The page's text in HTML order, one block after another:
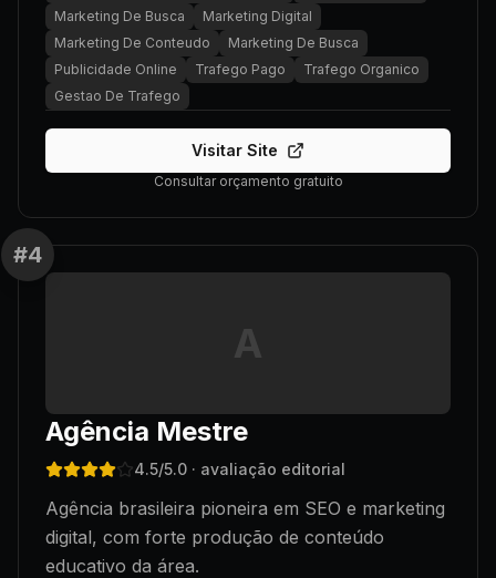
Marketing De Busca
Marketing Digital
Marketing De Conteudo
Marketing De Busca
Publicidade Online
Trafego Pago
Trafego Organico
Gestao De Trafego
Visitar Site
Consultar orçamento gratuito
#4
A
Agência Mestre
4.5/5.0 · avaliação editorial
Agência brasileira pioneira em SEO e marketing
digital, com forte produção de conteúdo
educativo da área.